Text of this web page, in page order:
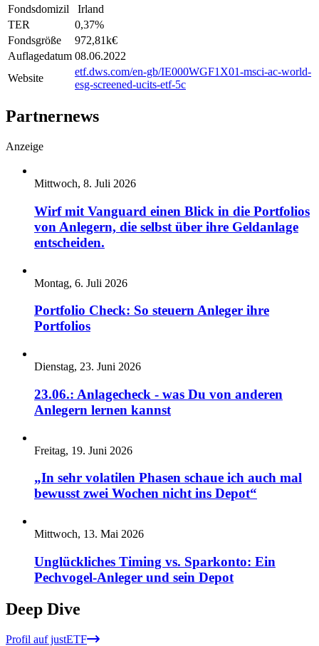
Fondsdomizil
Irland
TER
0,37%
Fondsgröße
972,81k€
Auflagedatum 08.06.2022
Website
etf.dws.com/en-gb/IE000WGF1X01-msci-ac-world-
esg-screened-ucits-etf-5c
Partnernews
Anzeige
Mittwoch, 8. Juli 2026
Wirf mit Vanguard einen Blick in die Portfolios
von Anlegern, die selbst über ihre Geldanlage
entscheiden.
Montag, 6. Juli 2026
Portfolio Check: So steuern Anleger ihre
Portfolios
Dienstag, 23. Juni 2026
23.06.: Anlagecheck - was Du von anderen
Anlegern lernen kannst
Freitag, 19. Juni 2026
„In sehr volatilen Phasen schaue ich auch mal
bewusst zwei Wochen nicht ins Depot“
Mittwoch, 13. Mai 2026
Unglückliches Timing vs. Sparkonto: Ein
Pechvogel-Anleger und sein Depot
Deep Dive
Profil auf justETF